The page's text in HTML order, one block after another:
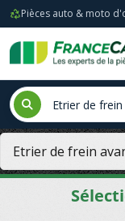
Pièces auto & moto